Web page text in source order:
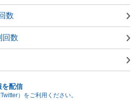
数
回数
を配信
）をご利用ください。